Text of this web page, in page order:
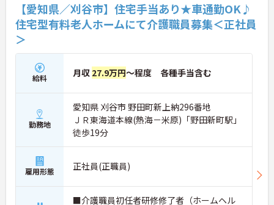
【愛知県／刈谷市】住宅手当あり★車通勤OK♪
住宅型有料老人ホームにて介護職員募集＜正社員
＞
給料 月収 27.9万円～程度 各種手当含む
勤務地
愛知県 刈谷市 野田町新上納296番地
ＪＲ東海道本線(熱海－米原)「野田新町駅」
徒歩19分
雇用形態 正社員(正職員)
■介護職員初任者研修修了者（ホームヘル